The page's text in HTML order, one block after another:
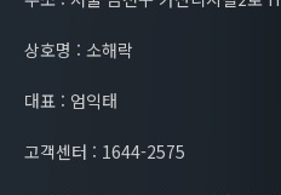
상호명 : 소해락
대표 : 엄익태
고객센터 : 1644-2575